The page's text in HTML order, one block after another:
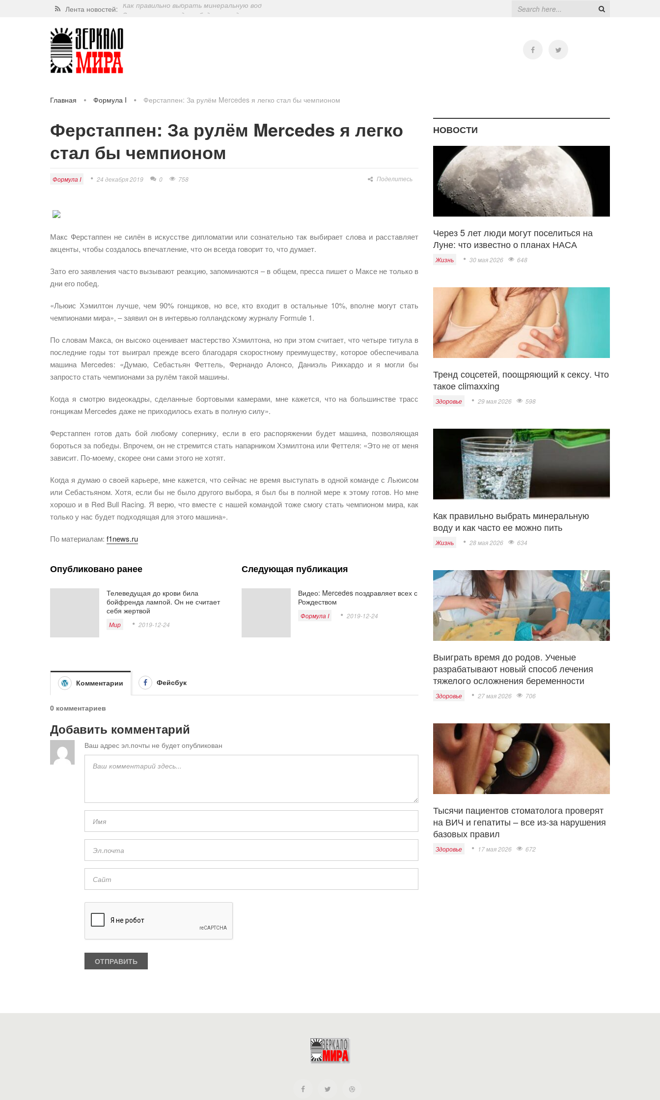
Лента новостей: Завершат ли когда-нибудь периодическу
Через 5 лет люди могут поселиться на Лу
Главная Формула I Ферстаппен: За рулём Mercedes я легко стал бы чемпионом
Ферстаппен: За рулём Mercedes я легко
стал бы чемпионом
Формула I 24 декабря 2019 0 758 Поделитесь
Макс Ферстаппен не силён в искусстве дипломатии или сознательно так выбирает слова и расставляет
акценты, чтобы создалось впечатление, что он всегда говорит то, что думает.
Зато его заявления часто вызывают реакцию, запоминаются – в общем, пресса пишет о Максе не только в
дни его побед.
«Льюис Хэмилтон лучше, чем 90% гонщиков, но все, кто входит в остальные 10%, вполне могут стать
чемпионами мира», – заявил он в интервью голландскому журналу Formule 1.
По словам Макса, он высоко оценивает мастерство Хэмилтона, но при этом считает, что четыре титула в
последние годы тот выиграл прежде всего благодаря скоростному преимуществу, которое обеспечивала
машина Mercedes: «Думаю, Себастьян Феттель, Фернандо Алонсо, Даниэль Риккардо и я могли бы
запросто стать чемпионами за рулём такой машины.
Когда я смотрю видеокадры, сделанные бортовыми камерами, мне кажется, что на большинстве трасс
гонщикам Mercedes даже не приходилось ехать в полную силу».
Ферстаппен готов дать бой любому сопернику, если в его распоряжении будет машина, позволяющая
бороться за победы. Впрочем, он не стремится стать напарником Хэмилтона или Феттеля: «Это не от меня
зависит. По-моему, скорее они сами этого не хотят.
Когда я думаю о своей карьере, мне кажется, что сейчас не время выступать в одной команде с Льюисом
или Себастьяном. Хотя, если бы не было другого выбора, я был бы в полной мере к этому готов. Но мне
хорошо и в Red Bull Racing. Я верю, что вместе с нашей командой тоже смогу стать чемпионом мира, как
только у нас будет подходящая для этого машина».
По материалам: f1news.ru
Опубликовано ранее
Телеведущая до крови била
бойфренда лампой. Он не считает
себя жертвой
Мир 2019-12-24
Следующая публикация
Видео: Mercedes поздравляет всех с
Рождеством
Формула I 2019-12-24
Комментарии Фейсбук
0 комментариев
Добавить комментарий
Ваш адрес эл.почты не будет опубликован
НОВОСТИ
Через 5 лет люди могут поселиться на
Луне: что известно о планах НАСА
Жизнь 30 мая 2026 648
Тренд соцсетей, поощряющий к сексу. Что
такое climaxxing
Здоровье 29 мая 2026 598
Как правильно выбрать минеральную
воду и как часто ее можно пить
Жизнь 28 мая 2026 634
Выиграть время до родов. Ученые
разрабатывают новый способ лечения
тяжелого осложнения беременности
Здоровье 27 мая 2026 706
Тысячи пациентов стоматолога проверят
на ВИЧ и гепатиты – все из-за нарушения
базовых правил
Здоровье 17 мая 2026 672